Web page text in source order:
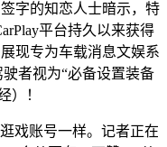
字的知恋人士暗示，特
平台持久以来获得
现专为车载消息文娱系
者视为“必备设置装备
）！
戏账号一样。记者正在